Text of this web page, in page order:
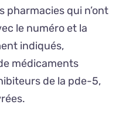
pharmacies qui n’ont
le numéro et la
indiqués,
médicaments
de la pde-5,